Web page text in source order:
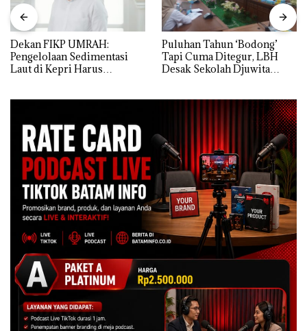
Dekan FIKP UMRAH:
Pengelolaan Sedimentasi
Laut di Kepri Harus
Puluhan Tahun ‘Bodong’
Tapi Cuma Ditegur, LBH
Desak Sekolah Djuwita